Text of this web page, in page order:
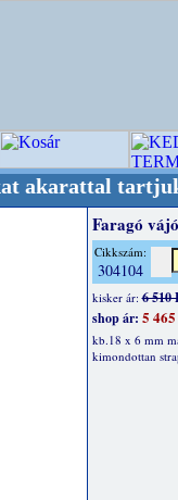
Faragó
Cikkszám:
304104
kisker ár:6 510
shop ár: 5
kb.18 x 6 mm
kimondottan